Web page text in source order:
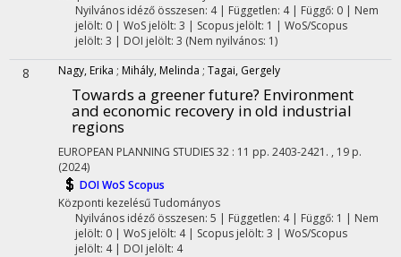
Nyilvános idéző összesen: 4| Független: 4 | Függő: 0 | Nem
jelölt: 0 | WoS jelölt: 3 | Scopus jelölt: 1 | WoS/Scopus
jelölt: 3 | DOI jelölt: 3 (Nem nyilvános: 1)
8 Nagy, Erika ; Mihály, Melinda ; Tagai, Gergely
Towards a greener future? Environment
and economic recovery in old industrial
regions
EUROPEAN PLANNING STUDIES32 : 11 pp. 2403-2421. , 19 p.
(2024)
DOIWoS Scopus
Központi kezelésűTudományos
Nyilvános idéző összesen: 5 | Független: 4 | Függő: 1 | Nem
jelölt: 0 | WoS jelölt: 4 | Scopus jelölt: 3 | WoS/Scopus
jelölt: 4 | DOI jelölt: 4